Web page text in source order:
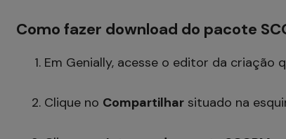
Como fazer download do pacote
Em Genially, acesse o editor da criação
Clique no Compartilhar situado na